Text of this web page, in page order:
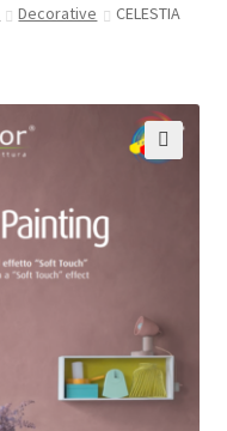
Decorative
CELESTIA